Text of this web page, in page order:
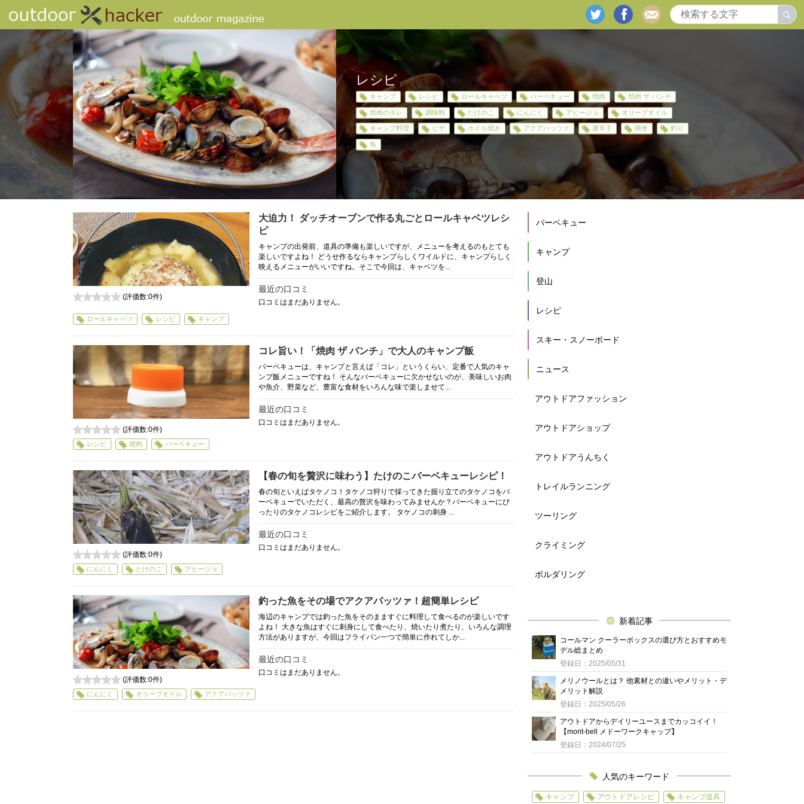
レシピ
キャンプ レシピ ロールキャベツ バーベキュー 焼肉 焼肉 ザ パンチ
焼肉のタレ 調味料 たけのこ にんにく アヒージョ オリーブオイル
キャンプ料理 ピザ ホイル焼き アクアパッツァ 唐辛子 簡単 釣り
魚
大迫力！ ダッチオーブンで作る丸ごとロールキャベツレシ
ピ
キャンプの出発前、道具の準備も楽しいですが、メニューを考えるのもとても
楽しいですよね！ どうせ作るならキャンプらしくワイルドに、キャンプらしく
映えるメニューがいいですね。そこで今回は、キャベツを...
最近の口コミ
口コミはまだありません。
(評価数:0件)
ロールキャベツ レシピ キャンプ
コレ旨い！「焼肉 ザ パンチ」で大人のキャンプ飯
バーベキューは、キャンプと言えば「コレ」というくらい、定番で人気のキャ
ンプ飯メニューですね！ そんなバーベキューに欠かせないのが、美味しいお肉
や魚介、野菜など、豊富な食材をいろんな味で楽しませて...
最近の口コミ
口コミはまだありません。
0
(評価数:0件)
レシピ 焼肉 バーベキュー
【春の旬を贅沢に味わう】たけのこバーベキューレシピ！
春の旬といえばタケノコ！タケノコ狩りで採ってきた掘り立てのタケノコをバ
ーベキューでいただく、最高の贅沢を味わってみませんか？バーベキューにぴ
ったりのタケノコレシピをご紹介します。 タケノコの刺身 ...
最近の口コミ
口コミはまだありません。
0
(評価数:0件)
にんにく たけのこ アヒージョ
釣った魚をその場でアクアパッツァ！超簡単レシピ
海辺のキャンプでは釣った魚をそのまますぐに料理して食べるのが楽しいです
よね！ 大きな魚はすぐに刺身にして食べたり、焼いたり煮たり、いろんな調理
方法がありますが、今回はフライパン一つで簡単に作れてしか...
最近の口コミ
口コミはまだありません。
0
(評価数:0件)
にんにく オリーブオイル アクアパッツァ
バーベキュー
キャンプ
登山
レシピ
スキー・スノーボード
ニュース
アウトドアファッション
アウトドアショップ
アウトドアうんちく
トレイルランニング
ツーリング
クライミング
ボルダリング
新着記事
コールマン クーラーボックスの選び方とおすすめモ
デル総まとめ
登録日：2025/05/31
メリノウールとは？ 他素材との違いやメリット・デ
メリット解説
登録日：2025/05/26
アウトドアからデイリーユースまでカッコイイ！
【mont-bell メドーワークキャップ】
登録日：2024/07/25
人気のキーワード
キャンプ アウトドアレシピ キャンプ道具